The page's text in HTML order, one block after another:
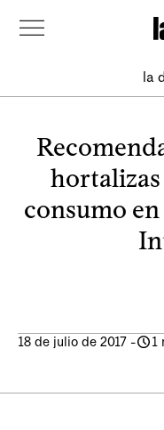
la
consumo
18 de julio de 2017 - 1